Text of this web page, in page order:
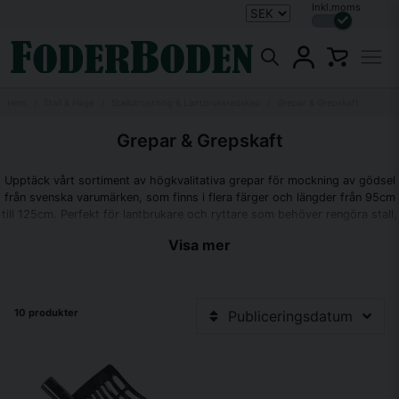
Inkl.moms
Grepar & Grepskaft
Upptäck vårt sortiment av högkvalitativa grepar för mockning av gödsel
från svenska varumärken, som finns i flera färger och längder från 95cm
till 125cm. Perfekt för lantbrukare och ryttare som behöver rengöra stall,
Våra högkvalitativa grepar för mockning av gödsel är tillverkade av
utformade för att minska belastningen på händer och armar under
arbetet. Vi erbjuder en mängd olika färger som guld, svart, rosa, orange,
Visa mer
10 produkter Publiceringsdatum